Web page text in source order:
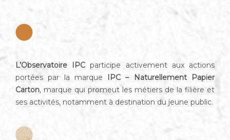
L’Observatoire IPC participe activement aux actions
portées par la marque
IPC – Naturellement Papier
Carton, marque qui promeut les métiers de la filière et
ses activités, notamment à destination du jeune public.